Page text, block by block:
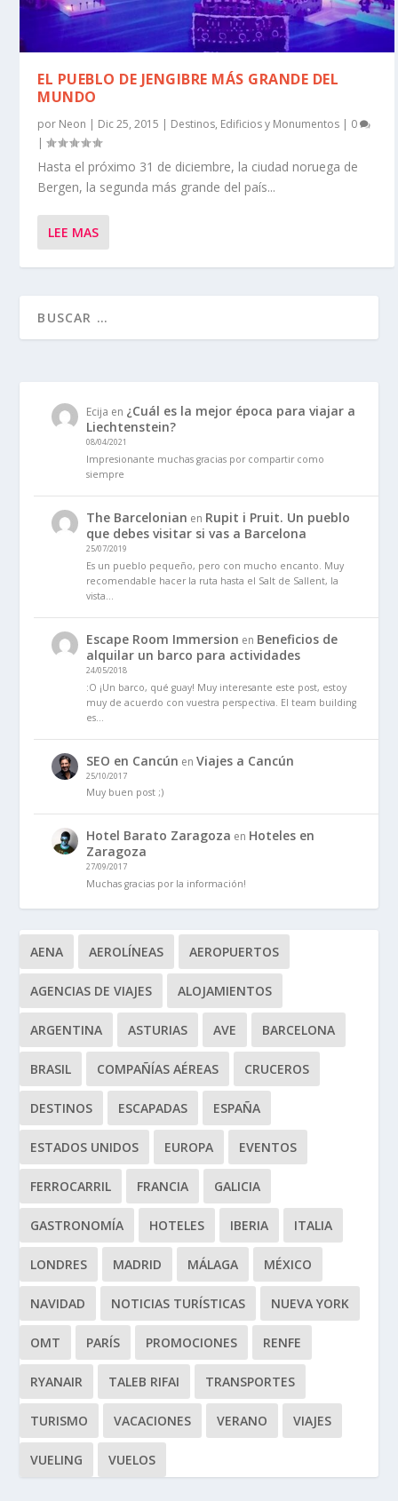
EL PUEBLO DE JENGIBRE MÁS GRANDE DEL
MUNDO
por Neon | Dic 25, 2015 | Destinos, Edificios y Monumentos | 0
|
Hasta el próximo 31 de diciembre, la ciudad noruega de
Bergen, la segunda más grande del país...
LEE MAS
Ecija en ¿Cuál es la mejor época para viajar a
Liechtenstein?
08/04/2021
Impresionante muchas gracias por compartir como
siempre
The Barcelonian en Rupit i Pruit. Un pueblo
que debes visitar si vas a Barcelona
25/07/2019
Es un pueblo pequeño, pero con mucho encanto. Muy
recomendable hacer la ruta hasta el Salt de Sallent, la
vista…
Escape Room Immersion en Beneficios de
alquilar un barco para actividades
24/05/2018
:O ¡Un barco, qué guay! Muy interesante este post, estoy
muy de acuerdo con vuestra perspectiva. El team building
es…
SEO en Cancún enViajes a Cancún
25/10/2017
Muy buen post ;)
Hotel Barato Zaragoza en Hoteles en
Zaragoza
27/09/2017
Muchas gracias por la información!
AENA AEROLÍNEAS AEROPUERTOS
AGENCIAS DE VIAJES ALOJAMIENTOS
ARGENTINA ASTURIAS AVE BARCELONA
BRASIL COMPAÑÍAS AÉREAS CRUCEROS
DESTINOS ESCAPADAS ESPAÑA
ESTADOS UNIDOS EUROPA EVENTOS
FERROCARRIL FRANCIA GALICIA
GASTRONOMÍA HOTELES IBERIA ITALIA
LONDRES MADRID MÁLAGA MÉXICO
NAVIDAD NOTICIAS TURÍSTICAS NUEVA YORK
OMT PARÍS PROMOCIONES RENFE
RYANAIR TALEB RIFAI TRANSPORTES
TURISMO VACACIONES VERANO VIAJES
VUELING VUELOS